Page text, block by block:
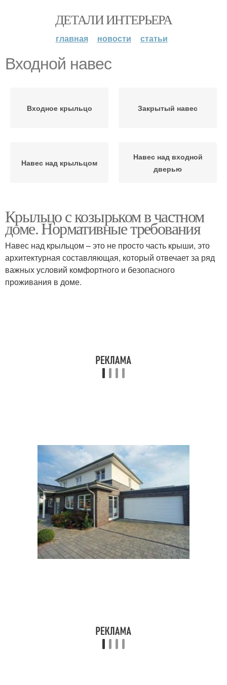
ДЕТАЛИ ИНТЕРЬЕРА
главная новости статьи
Входной навес
Входное крыльцо Закрытый навес
Навес над крыльцом
Навес над входной
дверью
Крыльцо с козырьком в частном
доме. Нормативные требования
Навес над крыльцом – это не просто часть крыши, это
архитектурная составляющая, который отвечает за ряд
важных условий комфортного и безопасного
проживания в доме.